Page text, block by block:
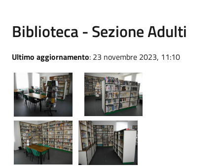
Biblioteca - Sezione Adulti
Ultimo aggiornamento: 23 novembre 2023, 11:10